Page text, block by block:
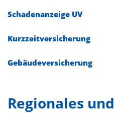
Schadenanzeige UV
Kurzzeitversicherung
Gebäudeversicherung
Regionales